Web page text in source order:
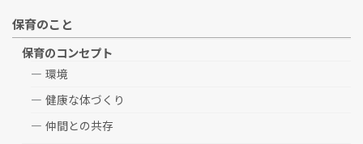
保育のこと
保育のコンセプト
環境
健康な体づくり
仲間との共存